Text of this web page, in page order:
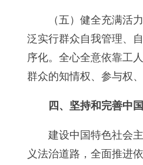
（五）健全充满活
泛实行群众自我管理、
序化。全心全意依靠工
群众的知情权、参与权
四、坚持和完善中
建设中国特色社会
义法治道路，全面推进